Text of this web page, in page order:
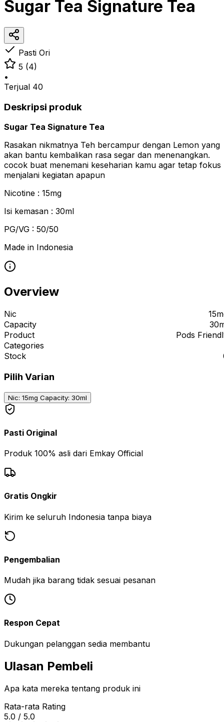
Sugar Tea Signature Tea
Pasti Ori
5 (4)
•
Terjual 40
Deskripsi produk
Sugar Tea Signature Tea
Rasakan nikmatnya Teh bercampur dengan Lemon yang
akan bantu kembalikan rasa segar dan menenangkan.
cocok buat menemani keseharian kamu agar tetap fokus
menjalani kegiatan apapun
Nicotine : 15mg
Isi kemasan : 30ml
PG/VG : 50/50
Made in Indonesia
Overview
Nic
Capacity
Product
Categories
Pods
Stock
Pilih Varian
Nic: 15mg Capacity: 30ml
Pasti Original
Produk 100% asli dari Emkay Official
Gratis Ongkir
Kirim ke seluruh Indonesia tanpa biaya
Pengembalian
Mudah jika barang tidak sesuai pesanan
Respon Cepat
Dukungan pelanggan sedia membantu
Ulasan Pembeli
Apa kata mereka tentang produk ini
Rata-rata Rating
5.0 / 5.0